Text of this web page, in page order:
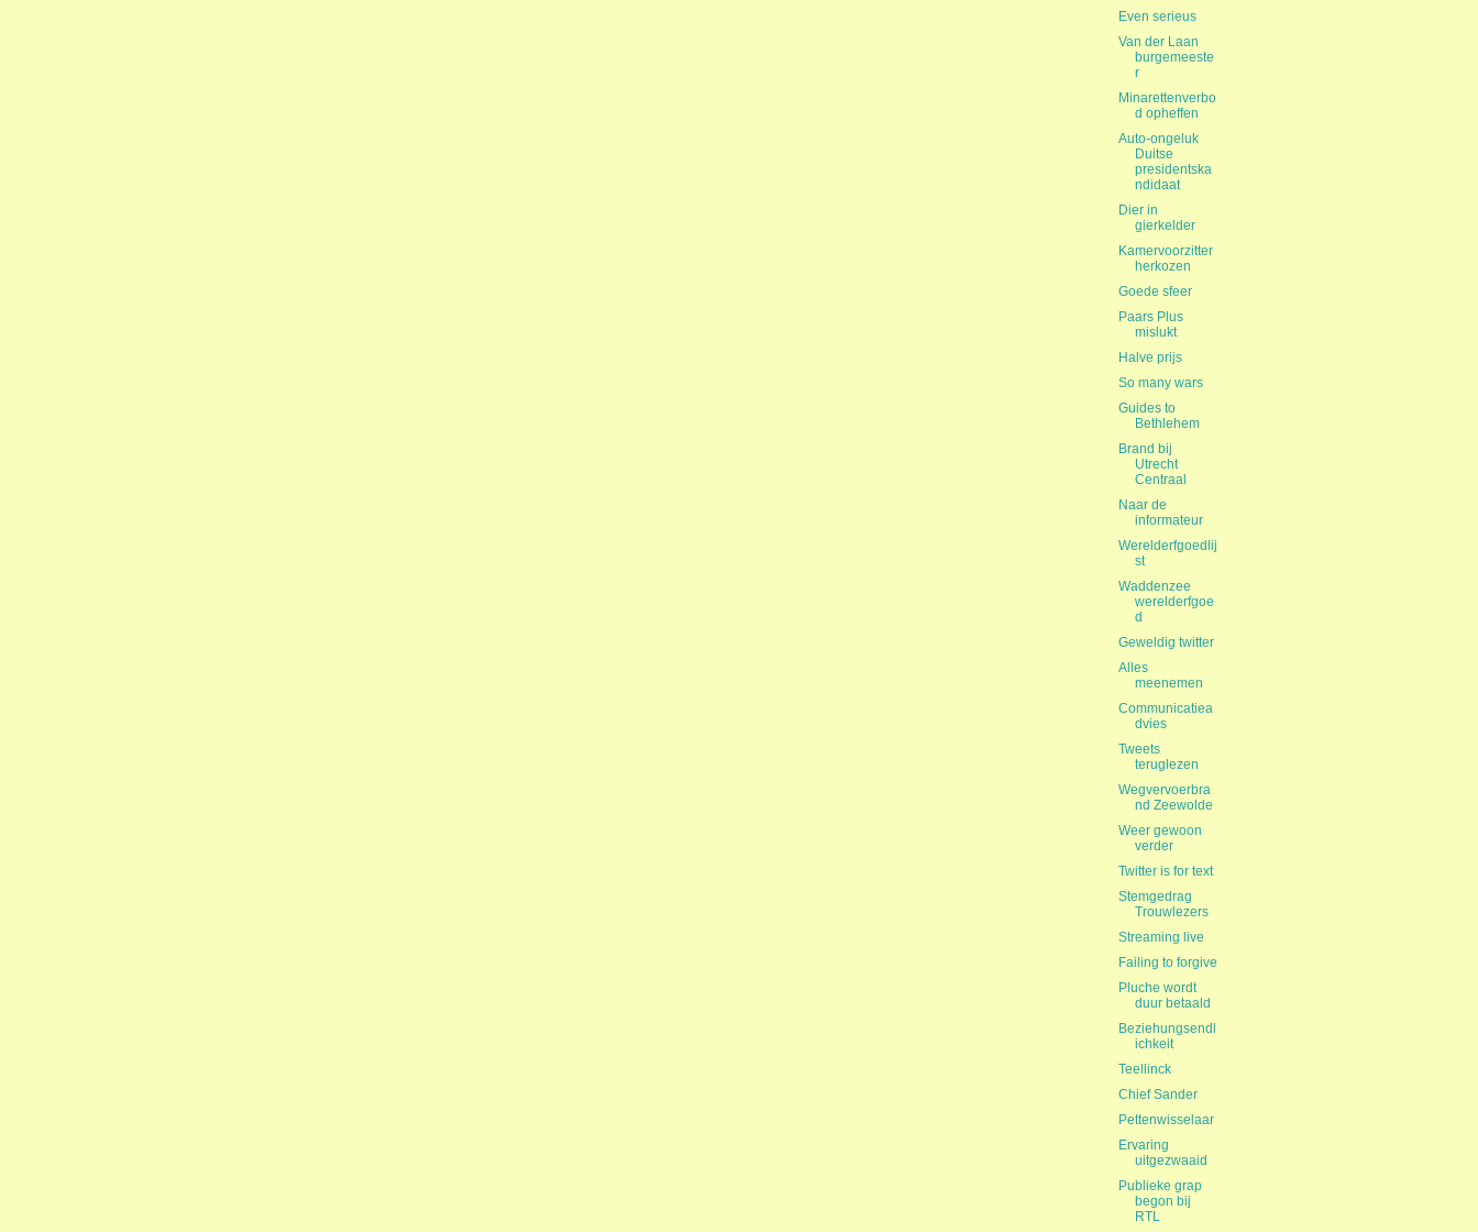
Even serieus
Van der Laan
burgemeeste
r
Minarettenverbo
d opheffen
Auto-ongeluk
Duitse
presidentska
ndidaat
Dier in
gierkelder
Kamervoorzitter
herkozen
Goede sfeer
Paars Plus
mislukt
Halve prijs
So many wars
Guides to
Bethlehem
Brand bij
Utrecht
Centraal
Naar de
informateur
Werelderfgoedlij
st
Waddenzee
werelderfgoe
d
Geweldig twitter
Alles
meenemen
Communicatiea
dvies
Tweets
teruglezen
Wegvervoerbra
nd Zeewolde
Weer gewoon
verder
Twitter is for text
Stemgedrag
Trouwlezers
Streaming live
Failing to forgive
Pluche wordt
duur betaald
Beziehungsendl
ichkeit
Teellinck
Chief Sander
Pettenwisselaar
Ervaring
uitgezwaaid
Publieke grap
begon bij
RTL